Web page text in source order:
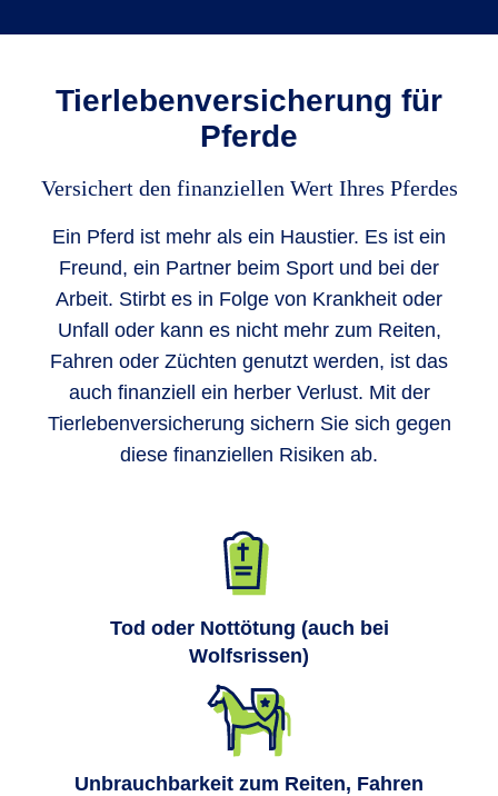
Tierlebenversicherung für
Pferde
Versichert den finanziellen Wert Ihres Pferdes
Ein Pferd ist mehr als ein Haustier. Es ist ein
Freund, ein Partner beim Sport und bei der
Arbeit. Stirbt es in Folge von Krankheit oder
Unfall oder kann es nicht mehr zum Reiten,
Fahren oder Züchten genutzt werden, ist das
auch finanziell ein herber Verlust. Mit der
Tierlebenversicherung sichern Sie sich gegen
diese finanziellen Risiken ab.
Tod oder Nottötung (auch bei
Wolfsrissen)
Unbrauchbarkeit zum Reiten, Fahren